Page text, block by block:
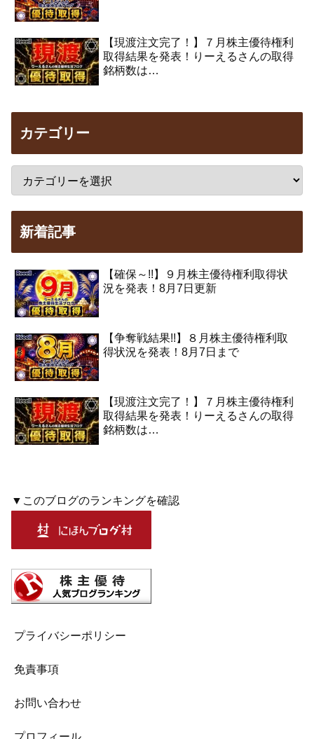
【現渡注文完了！】７月株主優待権利
取得結果を発表！りーえるさんの取得
銘柄数は…
カテゴリー
新着記事
【確保～!!】９月株主優待権利取得状
況を発表！8月7日更新
【争奪戦結果!!】８月株主優待権利取
得状況を発表！8月7日まで
【現渡注文完了！】７月株主優待権利
取得結果を発表！りーえるさんの取得
銘柄数は…
▼このブログのランキングを確認
プライバシーポリシー
免責事項
お問い合わせ